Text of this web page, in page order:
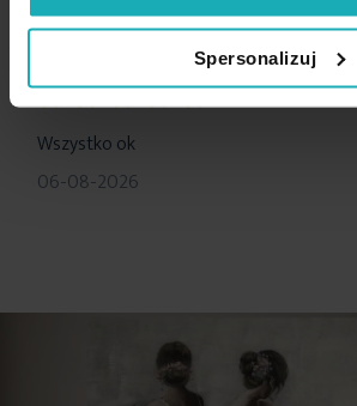
Spersonalizuj
Pobierz instrukcję użytkowania i
Wszystko ok
06-08-2026